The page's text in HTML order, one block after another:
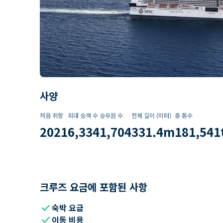
사양
처음 취항
2021
최대 승객 수
6,334
승무원 수
1,704
전체 길이 (미터)
331.4m
총 톤수
181,541
크루즈 요금에 포함된 사항
check숙박 요금
check 이동 비용